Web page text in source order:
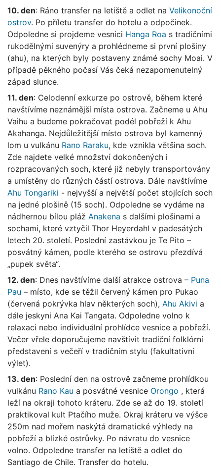
10. den: Ráno transfer na letiště a odlet na Velikonoční
ostrov. Po příletu transfer do hotelu a odpočinek.
Odpoledne si projdeme vesnici Hanga Roa s tradičními
rukodělnými suvenýry a prohlédneme si první plošiny
(ahu), na kterých byly postaveny známé sochy Moai. V
případě pěkného počasí Vás čeká nezapomenutelný
západ slunce.
11. den: Celodenní exkurze po ostrově, během které
navštívíme neznámější místa ostrova. Začneme u Ahu
Vaihu a budeme pokračovat podél pobřeží k Ahu
Akahanga. Nejdůležitější místo ostrova byl kamenný
lom u vulkánu Rano Raraku, kde vznikla většina soch.
Zde najdete velké množství dokončených i
rozpracovaných soch, které již nebyly transportovány
a umístěny do různých částí ostrova. Dále navštívíme
Ahu Tongariki - nejvyšší a největší počet stojících soch
na jedné plošině (15 soch). Odpoledne se vydáme na
nádhernou bílou pláž Anakena s dalšími plošinami a
sochami, které vztyčil Thor Heyerdahl v padesátých
letech 20. století. Poslední zastávkou je Te Pito –
posvátný kámen, podle kterého se ostrovu přezdívá
„pupek světa“.
12. den: Dnes navštívíme další atrakce ostrova – Puna
Pau – místo, kde se těžil červený kámen pro Pukao
(červená pokrývka hlav některých soch), Ahu Akivi a
dále jeskyni Ana Kai Tangata. Odpoledne volno k
relaxaci nebo individuální prohlídce vesnice a pobřeží.
Večer vřele doporučujeme navštívit tradiční folklórní
představení s večeří v tradičním stylu (fakultativní
výlet).
13. den: Poslední den na ostrově začneme prohlídkou
vulkánu Rano Kau a posvátné vesnice Orongo , která
leží na okraji tohoto kráteru. Zde se až do 19. století
praktikoval kult Ptačího muže. Okraj kráteru ve výšce
250m nad mořem naskýtá dramatické výhledy na
pobřeží a blízké ostrůvky. Po návratu do vesnice
volno. Odpoledne transfer na letiště a odlet do
Santiago de Chile. Transfer do hotelu.